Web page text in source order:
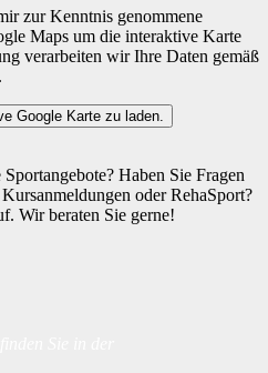
zur Kenntnis genommene
Maps um die interaktive Karte
verarbeiten wir Ihre Daten gemäß
Google Karte zu laden.
Haben Sie Fragen
oder RehaSport?
Wir beraten Sie gerne!